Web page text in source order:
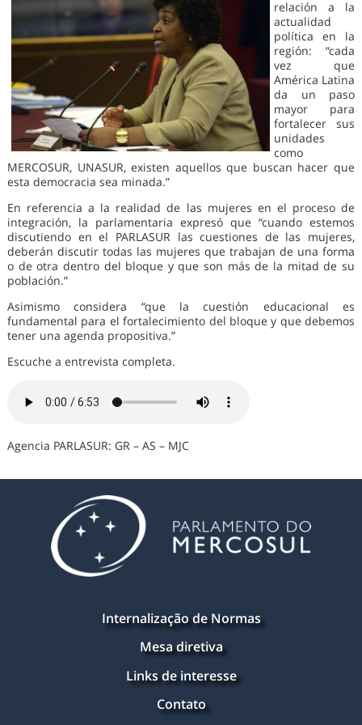
relación a la
actualidad
política en la
región: “cada
vez que
América Latina
da un paso
mayor para
fortalecer sus
unidades
como
MERCOSUR, UNASUR, existen aquellos que buscan hacer que
esta democracia sea minada.”
En referencia a la realidad de las mujeres en el proceso de
integración, la parlamentaria expresó que “cuando estemos
discutiendo en el PARLASUR las cuestiones de las mujeres,
deberán discutir todas las mujeres que trabajan de una forma
o de otra dentro del bloque y que son más de la mitad de su
población.”
Asimismo considera “que la cuestión educacional es
fundamental para el fortalecimiento del bloque y que debemos
tener una agenda propositiva.”
Escuche a entrevista completa.
Agencia PARLASUR: GR – AS – MJC
Internalização de Normas
Mesa diretiva
Links de interesse
Contato